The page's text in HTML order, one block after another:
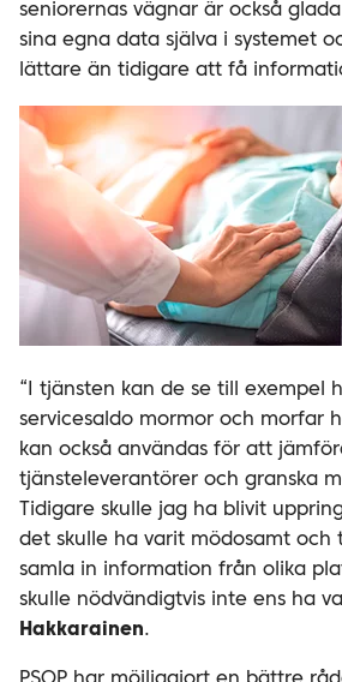
seniorernas vägnar är också
sina egna data själva i systemet
lättare än tidigare att få
“I tjänsten kan de se till exempel
servicesaldo mormor och morfar
kan också användas för att
tjänsteleverantörer och granska
Tidigare skulle jag ha blivit
det skulle ha varit mödosamt och
samla in information från olika
skulle nödvändigtvis inte ens ha
Hakkarainen.